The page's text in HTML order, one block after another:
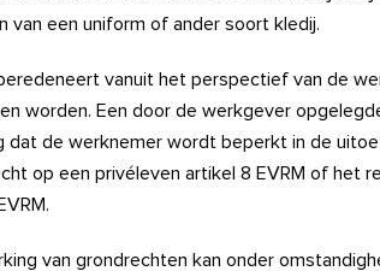
van een uniform of ander soort kledij.
vanuit het perspectief van de
worden. Een door de werkgever
dat de werknemer wordt beperkt in de
op een privéleven artikel 8 EVRM of het
van grondrechten kan onder